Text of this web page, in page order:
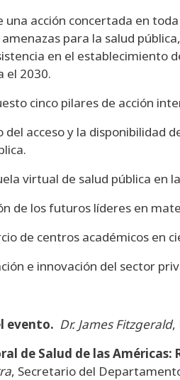
una acción concertada en
para la salud
en el establecimiento
el 2030.
cinco pilares de acción
del acceso y la disponibilidad
virtual de salud pública en
de los futuros líderes en
de centros académicos en
e innovación del sector
evento. Dr. James Fitzgerald,
de Salud de las
, Secretario del